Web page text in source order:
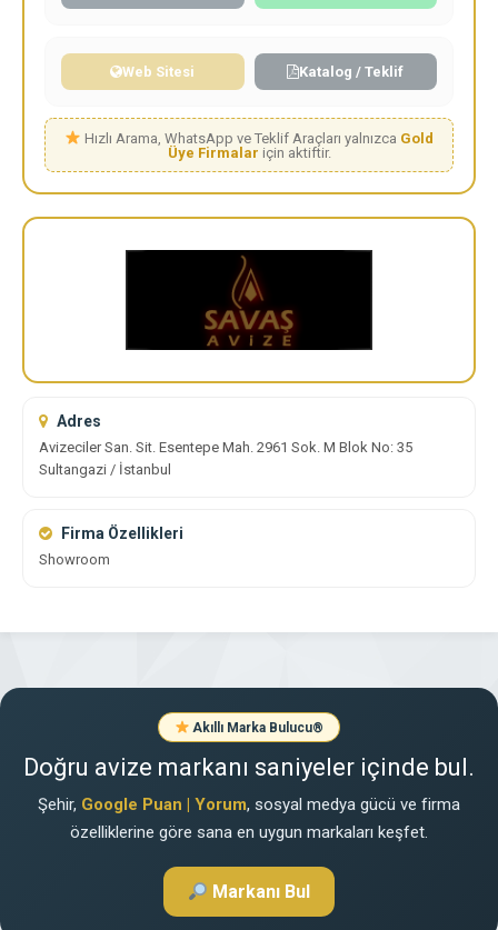
Web Sitesi Katalog / Teklif
Hızlı Arama, WhatsApp ve Teklif Araçları yalnızca Gold
Üye Firmalar için aktiftir.
Adres
Avizeciler San. Sit. Esentepe Mah. 2961 Sok. M Blok No: 35
Sultangazi / İstanbul
Firma Özellikleri
Showroom
Akıllı Marka Bulucu®
Doğru avize markanı saniyeler içinde bul.
Şehir, Google Puan | Yorum, sosyal medya gücü ve firma
özelliklerine göre sana en uygun markaları keşfet.
Markanı Bul